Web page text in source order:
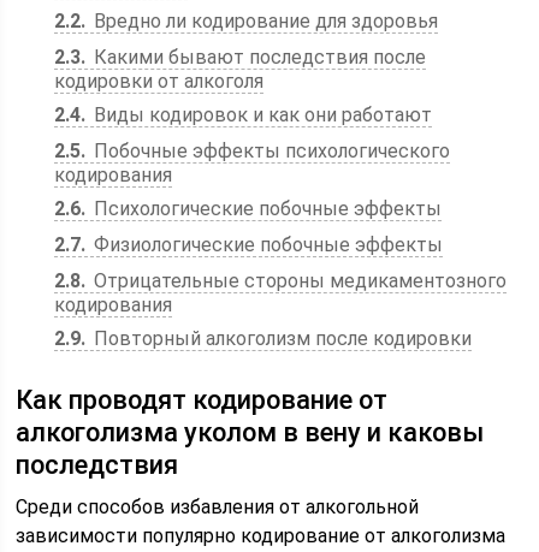
2.2
Вредно ли кодирование для здоровья
2.3
Какими бывают последствия после
кодировки от алкоголя
2.4
Виды кодировок и как они работают
2.5
Побочные эффекты психологического
кодирования
2.6
Психологические побочные эффекты
2.7 Физиологические побочные эффекты
2.8 Отрицательные стороны медикаментозного
кодирования
2.9
Повторный алкоголизм после кодировки
Как проводят кодирование от
алкоголизма уколом в вену и каковы
последствия
Среди способов избавления от алкогольной
зависимости популярно кодирование от алкоголизма